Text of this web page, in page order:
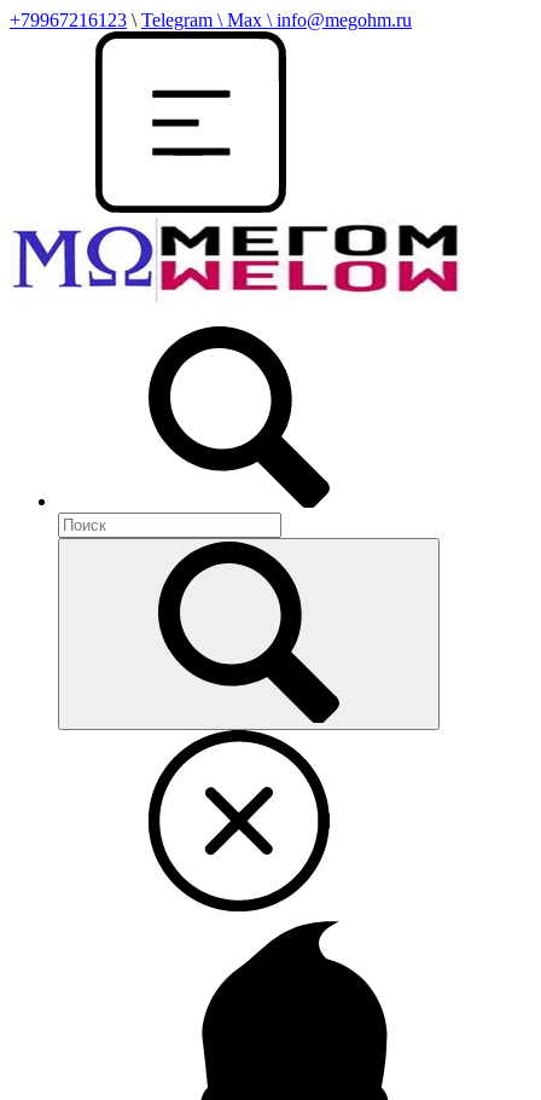
+79967216123 \ Telegram \ Max \ info@megohm.ru